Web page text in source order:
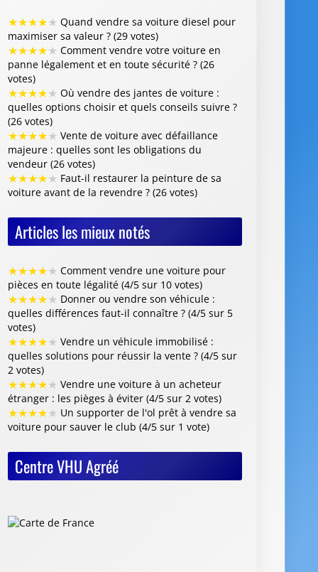
★★★★★ Quand vendre sa voiture diesel pour
maximiser sa valeur ? (29 votes)
★★★★★ Comment vendre votre voiture en
panne légalement et en toute sécurité ? (26
votes)
★★★★★ Où vendre des jantes de voiture :
quelles options choisir et quels conseils suivre ?
(26 votes)
★★★★★ Vente de voiture avec défaillance
majeure : quelles sont les obligations du
vendeur (26 votes)
★★★★★ Faut-il restaurer la peinture de sa
voiture avant de la revendre ? (26 votes)
Articles les mieux notés
★★★★★ Comment vendre une voiture pour
pièces en toute légalité (4/5 sur 10 votes)
★★★★★ Donner ou vendre son véhicule :
quelles différences faut-il connaître ? (4/5 sur 5
votes)
★★★★★ Vendre un véhicule immobilisé :
quelles solutions pour réussir la vente ? (4/5 sur
2 votes)
★★★★★ Vendre une voiture à un acheteur
étranger : les pièges à éviter (4/5 sur 2 votes)
★★★★★ Un supporter de l'ol prêt à vendre sa
voiture pour sauver le club (4/5 sur 1 vote)
Centre VHU Agréé